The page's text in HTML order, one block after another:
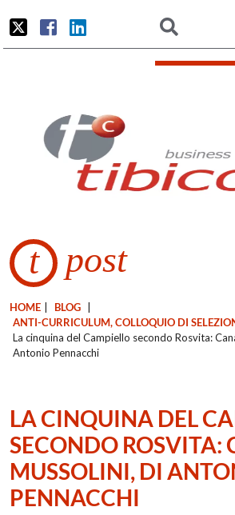
t post
HOME BLOG
ANTI-CURRICULUM, COLLOQUIO DI
La cinquina del Campiello secondo Rosvita:
Antonio Pennacchi
LA CINQUINA DEL
SECONDO ROSVITA:
MUSSOLINI, DI
PENNACCHI